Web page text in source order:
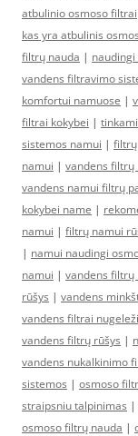
atbulinio osmoso filtrai
kas yra atbulinis
filtrų nauda |
vandens filtravimo
komfortui namuose |
filtrai kokybei |
sistemos namui |
namui | vandens filtrų
vandens namui filtrų
kokybei name |
namui | filtrų namui
| namui naudingi
namui | vandens filtrų
rūšys | vandens
vandens filtrai
vandens filtrų rūšys |
vandens nukalkinimo
sistemos | osmoso
straipsniu talpinimas |
osmoso filtrų nauda |